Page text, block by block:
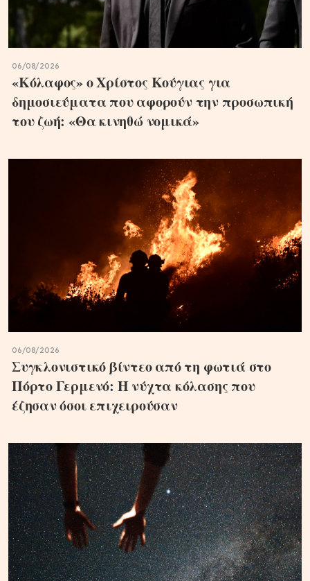
06/08/2026
«Κόλαφος» ο Χρίστος Κούγιας για
δημοσιεύματα που αφορούν την προσωπική
του ζωή: «Θα κινηθώ νομικά»
06/08/2026
Συγκλονιστικό βίντεο από τη φωτιά στο
Πόρτο Γερμενό: Η νύχτα κόλασης που
έζησαν όσοι επιχειρούσαν